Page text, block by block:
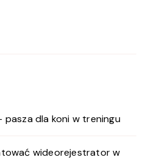
pasza dla koni w treningu
wideorejestrator w